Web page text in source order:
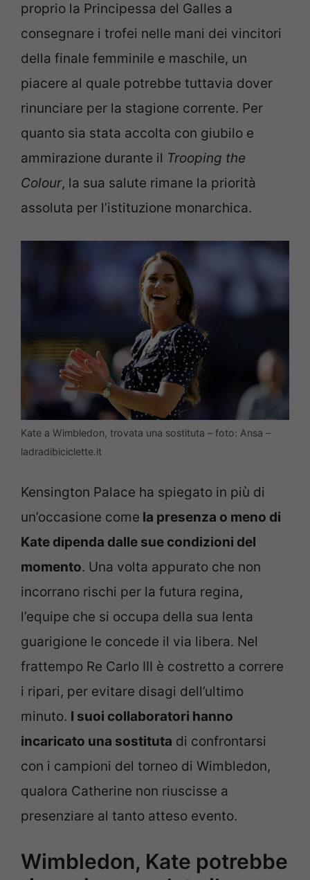
proprio la Principessa del Galles a
consegnare i trofei nelle mani dei vincitori
della finale femminile e maschile, un
piacere al quale potrebbe tuttavia dover
rinunciare per la stagione corrente. Per
quanto sia stata accolta con giubilo e
ammirazione durante il Trooping the
Colour, la sua salute rimane la priorità
assoluta per l’istituzione monarchica.
Kate a Wimbledon, trovata una sostituta – foto: Ansa –
ladradibiciclette.it
Kensington Palace ha spiegato in più di
un’occasione come la presenza o meno di
Kate dipenda dalle sue condizioni del
momento. Una volta appurato che non
incorrano rischi per la futura regina,
l’equipe che si occupa della sua lenta
guarigione le concede il via libera. Nel
frattempo Re Carlo III è costretto a correre
i ripari, per evitare disagi dell’ultimo
minuto. I suoi collaboratori hanno
incaricato una sostituta di confrontarsi
con i campioni del torneo di Wimbledon,
qualora Catherine non riuscisse a
presenziare al tanto atteso evento.
Wimbledon, Kate potrebbe